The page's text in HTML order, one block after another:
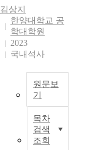
u
김상지
한양대학교 공
학대학원
2023
국내석사
원문보
기
목차
검색
조회